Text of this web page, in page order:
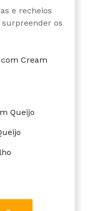
e recheios
os
Cream
Queijo